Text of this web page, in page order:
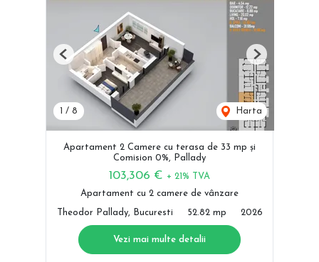
1 / 8 Harta
Previous Next
Apartament 2 Camere cu terasa de 33 mp și
Comision 0%, Pallady
103,306 € + 21% TVA
Apartament cu 2 camere de vânzare
Theodor Pallady, Bucuresti 52.82 mp 2026
Vezi mai multe detalii